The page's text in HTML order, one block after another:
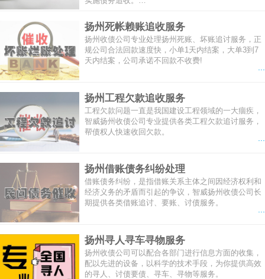
扬州死帐赖账追收服务
扬州收债公司专业处理扬州死账、坏账追讨服务，正
规公司合法回款速度快，小单1天内结案，大单3到7
天内结案，公司承诺不回款不收费!
扬州工程欠款追收服务
工程欠款问题一直是我国建设工程领域的一大痼疾，
智威扬州收债公司专业提供各类工程欠款追讨服务，
帮债权人快速收回欠款。
扬州借账债务纠纷处理
借账债务纠纷，是指借账关系主体之间因经济权利和
经济义务的矛盾而引起的争议，智威扬州收债公司长
期提供各类借账追讨、要账、讨债服务。
扬州寻人寻车寻物服务
扬州收债公司可以配合各部门进行信息方面的收集，
配以先进的设备，以科学的技术手段，为你提供高效
的寻人、讨债要债、寻车、寻物等服务。